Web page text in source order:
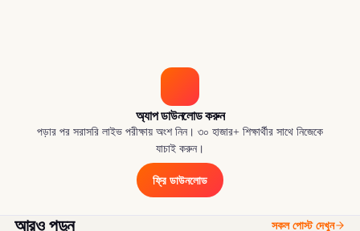
অ্যাপ ডাউনলোড করুন
পড়ার পর সরাসরি লাইভ পরীক্ষায় অংশ নিন। ৩০ হাজার+ শিক্ষার্থীর সাথে নিজেকে
যাচাই করুন।
ফ্রি ডাউনলোড
আরও পড়ুন সকল পোস্ট দেখুন